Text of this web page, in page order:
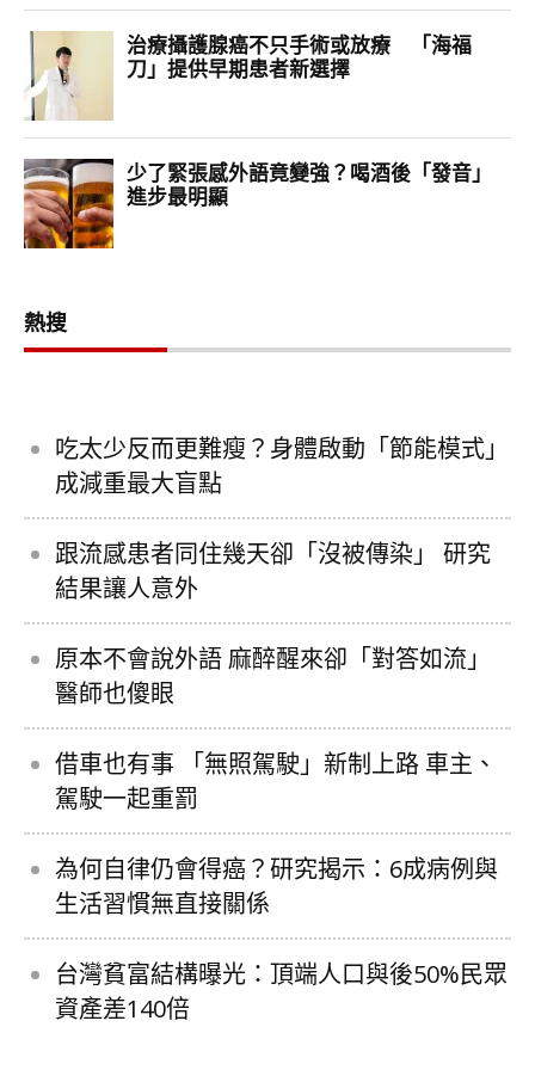
熱搜
吃太少反而更難瘦？身體啟動「節能模式」
成減重最大盲點
跟流感患者同住幾天卻「沒被傳染」 研究
結果讓人意外
原本不會說外語 麻醉醒來卻「對答如流」
醫師也傻眼
借車也有事 「無照駕駛」新制上路 車主、
駕駛一起重罰
為何自律仍會得癌？研究揭示：6成病例與
生活習慣無直接關係
台灣貧富結構曝光：頂端人口與後50%民眾
資產差140倍